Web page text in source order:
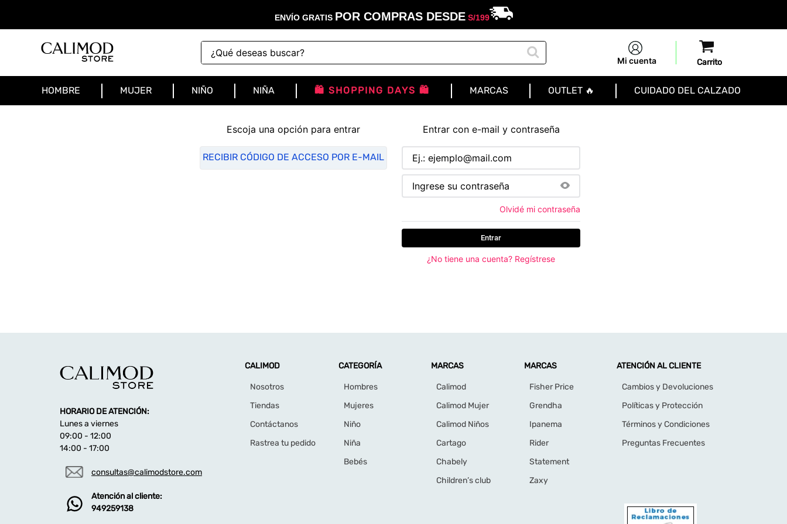
ENVÍO GRATIS POR COMPRAS DESDES/199
¿Qué deseas buscar?
Mi cuenta
HOMBRE MUJER NIÑO NIÑA 🛍️ SHOPPING DAYS 🛍️ MARCAS OUTLET 🔥 CUIDADO DEL CALZADO
Escoja una opción para entrar
RECIBIR CÓDIGO DE ACCESO POR E-MAIL
Entrar con e-mail y contraseña
Olvidé mi contraseña
Entrar
¿No tiene una cuenta? Regístrese
Selecciona una opción
Acepto los Términos y Condiciones y la Política de Protección de Datos Personales y